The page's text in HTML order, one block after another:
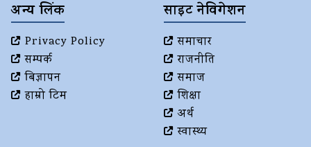
अन्य लिंक
Privacy Policy
सम्पर्क
बिज्ञापन
हाम्रो टिम
साइट नेविगेशन
समाचार
राजनीति
समाज
शिक्षा
अर्थ
स्वास्थ्य